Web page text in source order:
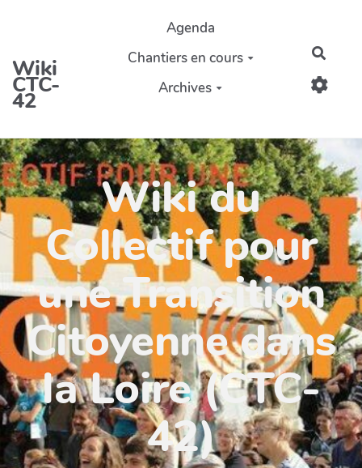
Aller au contenu principal
Wiki
CTC-
42
Agenda
Chantiers en cours
Archives
Wiki du
Collectif pour
une Transition
Citoyenne dans
la Loire (CTC-
42)